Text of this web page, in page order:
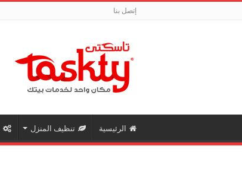
إتصل بنا
الرئيسية تنظيف المنزل